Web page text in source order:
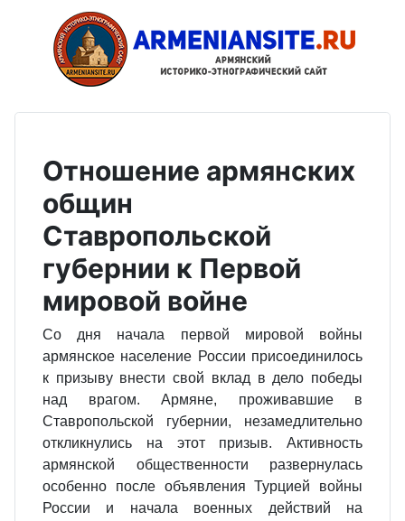
Отношение армянских
общин
Ставропольской
губернии к Первой
мировой войне
Со дня начала первой мировой войны
армянское население России присоединилось
к призыву внести свой вклад в дело победы
над врагом. Армяне, проживавшие в
Ставропольской губернии, незамедлительно
откликнулись на этот призыв. Активность
армянской общественности развернулась
особенно после объявления Турцией войны
России и начала военных действий на